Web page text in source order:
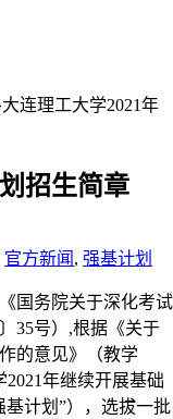
大连理工大学2021年
招生简章
官方新闻 , 强基计划
国务院关于深化考试
35号）,根据《关于
的意见》（教学
2021年继续开展基础
计划”），选拔一批